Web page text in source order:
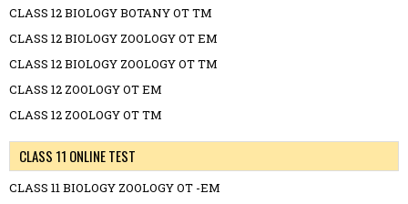
CLASS 12 BIOLOGY BOTANY OT TM
CLASS 12 BIOLOGY ZOOLOGY OT EM
CLASS 12 BIOLOGY ZOOLOGY OT TM
CLASS 12 ZOOLOGY OT EM
CLASS 12 ZOOLOGY OT TM
CLASS 11 ONLINE TEST
CLASS 11 BIOLOGY ZOOLOGY OT -EM